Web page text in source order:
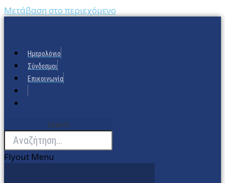
Μετάβαση στο περιεχόμενο
Ημερολόγιο
Σύνδεσμοι
Επικοινωνία
Search
Flyout Menu